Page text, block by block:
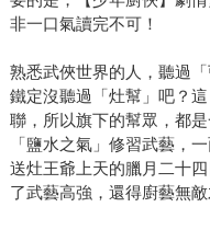
非一口氣讀完不可！
熟悉武俠世界的人，聽過
鐵定沒聽過「灶幫」吧？
聯，所以旗下的幫眾，都
「鹽水之氣」修習武藝，
送灶王爺上天的臘月二十
了武藝高強，還得廚藝無敵